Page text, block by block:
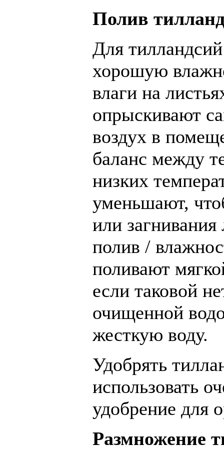
Полив
Для
хорошую
влаги на
опрыскивают
воздух в
баланс между
низких
уменьшают,
или
полив /
поливают
если таковой
очищенной
жесткую воду.
Удобрять
использовать
удобрение для
Размножение